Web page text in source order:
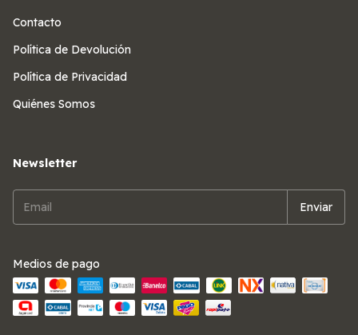
Contacto
Política de Devolución
Política de Privacidad
Quiénes Somos
Newsletter
Medios de pago